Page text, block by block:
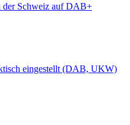
der Schweiz auf DAB+
eingestellt (DAB, UKW)